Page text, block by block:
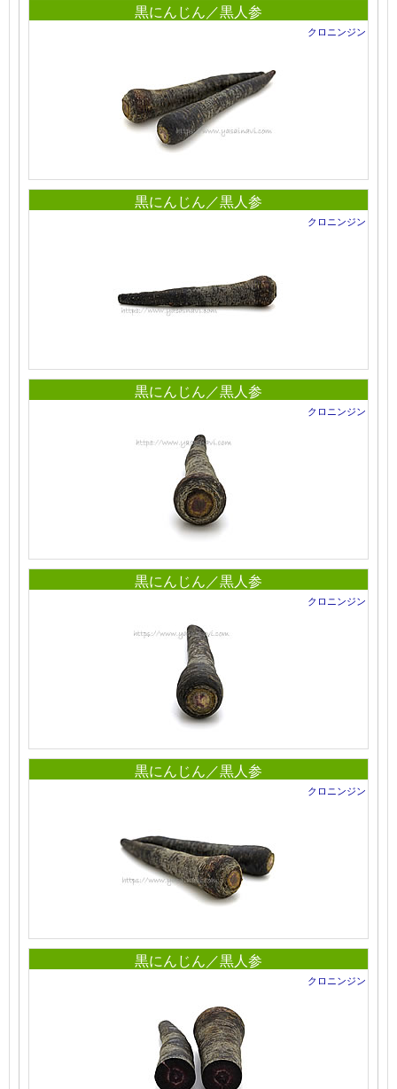
黒にんじん／黒人参
クロニンジン
黒にんじん／黒人参
クロニンジン
黒にんじん／黒人参
クロニンジン
黒にんじん／黒人参
クロニンジン
黒にんじん／黒人参
クロニンジン
黒にんじん／黒人参
クロニンジン